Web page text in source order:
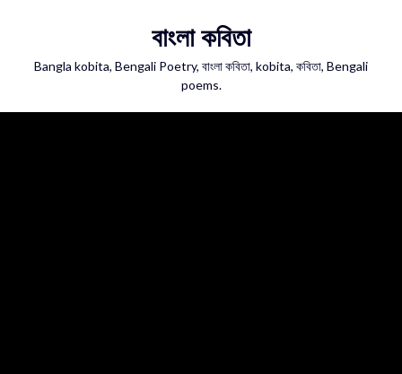
বাংলা কবিতা
Bangla kobita, Bengali Poetry, বাংলা কবিতা, kobita, কবিতা, Bengali
poems.